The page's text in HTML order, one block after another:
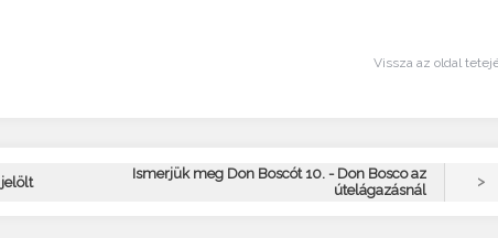
Vissza az oldal
Ismerjük meg Don Boscót 10. - Don Bosco az
útelágazásnál
>